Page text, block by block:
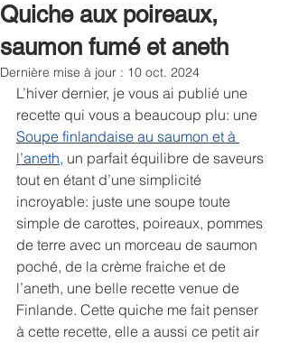
Quiche aux poireaux,
saumon fumé et aneth
Dernière mise à jour : 10 oct. 2024
L’hiver dernier, je vous ai publié une
recette qui vous a beaucoup plu: une
Soupe finlandaise au saumon et à
l’aneth, un parfait équilibre de saveurs
tout en étant d’une simplicité
incroyable: juste une soupe toute
simple de carottes, poireaux, pommes
de terre avec un morceau de saumon
poché, de la crème fraiche et de
l’aneth, une belle recette venue de
Finlande. Cette quiche me fait penser
à cette recette, elle a aussi ce petit air